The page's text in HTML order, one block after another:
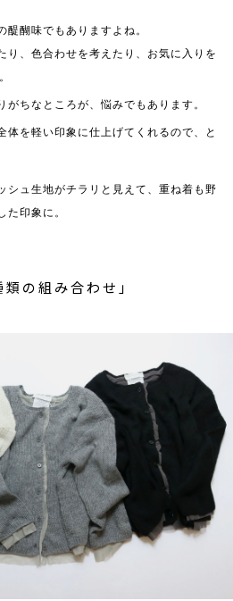
醍醐味でもありますよね。
り、色合わせを考えたり、お気に入りを
がちなところが、悩みでもあります。
体を軽い印象に仕上げてくれるので、と
シュ生地がチラリと見えて、重ね着も野
た印象に。
類の組み合わせ」